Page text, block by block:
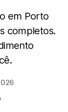
em Porto
completos.